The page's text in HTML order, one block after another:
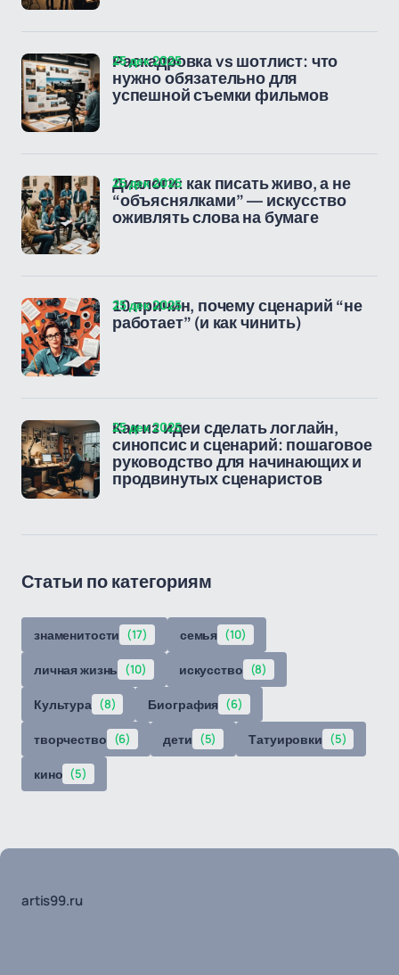
Раскадровка vs шотлист: что
нужно обязательно для
успешной съемки фильмов
25 дек 2025
Диалоги: как писать живо, а не
“объяснялками” — искусство
оживлять слова на бумаге
25 дек 2025
10 причин, почему сценарий “не
работает” (и как чинить)
25 дек 2025
Как из идеи сделать логлайн,
синопсис и сценарий: пошаговое
руководство для начинающих и
продвинутых сценаристов
25 дек 2025
Статьи по категориям
знаменитости (17) семья (10)
личная жизнь (10) искусство (8)
Культура (8) Биография (6)
творчество (6) дети (5) Татуировки (5)
кино (5)
artis99.ru